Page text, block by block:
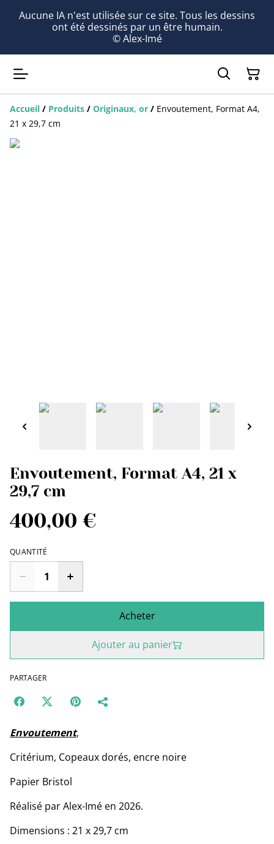
Aucune IA n'est utilisée sur ce site. Tous les dessins
ont été dessinés par un être humain.
© Alex-Imé
Accueil / Produits / Originaux, or / Envoutement, Format A4,
21 x 29,7 cm
Envoutement, Format A4, 21 x
29,7 cm
400,00 €
QUANTITÉ
Acheter
Ajouter au panier
PARTAGER
Envoutement,
Critérium, Copeaux dorés, encre noire
Papier Bristol
Réalisé par Alex-Imé en 2026.
Dimensions : 21 x 29,7 cm